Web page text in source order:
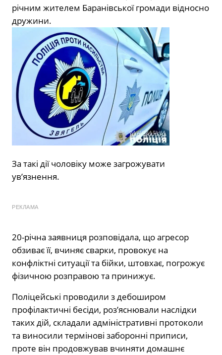
річним жителем Баранівської громади відносно
дружини.
За такі дії чоловіку може загрожувати
ув’язнення.
РЕКЛАМА
20-річна заявниця розповідала, що агресор
обзиває її, вчиняє сварки, провокує на
конфліктні ситуації та бійки, штовхає, погрожує
фізичною розправою та принижує.
Поліцейські проводили з дебоширом
профілактичні бесіди, роз’яснювали наслідки
таких дій, складали адміністративні протоколи
та виносили термінові заборонні приписи,
проте він продовжував вчиняти домашнє